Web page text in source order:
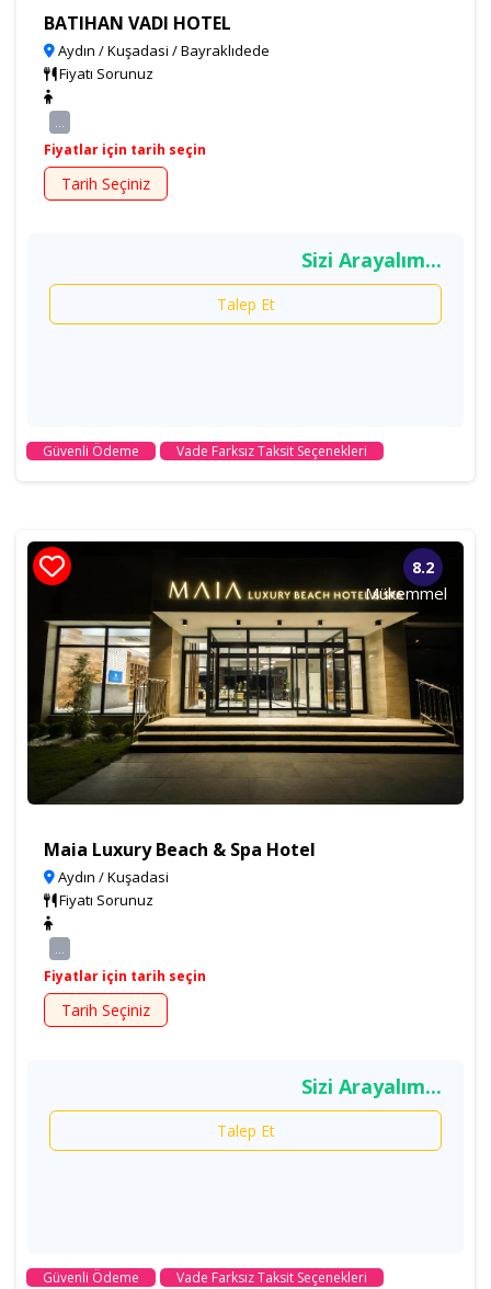
BATIHAN VADI HOTEL
Aydın / Kuşadasi / Bayraklıdede
Fiyatı Sorunuz
...
Fiyatlar için tarih seçin
Tarih Seçiniz
Sizi Arayalım...
Talep Et
Güvenli Ödeme Vade Farksız Taksit Seçenekleri
8.2
Mükemmel
Maia Luxury Beach & Spa Hotel
Aydın / Kuşadasi
Fiyatı Sorunuz
...
Fiyatlar için tarih seçin
Tarih Seçiniz
Sizi Arayalım...
Talep Et
Güvenli Ödeme Vade Farksız Taksit Seçenekleri